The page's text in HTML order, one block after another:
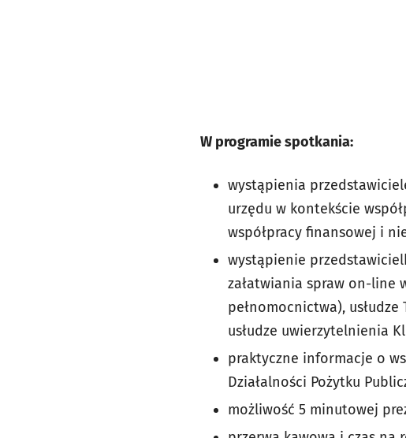
W programie spotkania:
wystąpienia
urzędu w kontekście
współpracy finansowej i
wystąpienie
załatwiania spraw on-line
pełnomocnictwa),
usłudze uwierzytelnienia
praktyczne informacje o
Działalności Pożytku
możliwość 5 minutowej